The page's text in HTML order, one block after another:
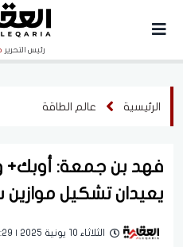
رئيس التحرير
الرئيسية عالم الطاقة
فهد بن جمعة: أوبك+
يعيدان تشكيل
الثلاثاء 10 يونية 2025 | 05:29 مساءً